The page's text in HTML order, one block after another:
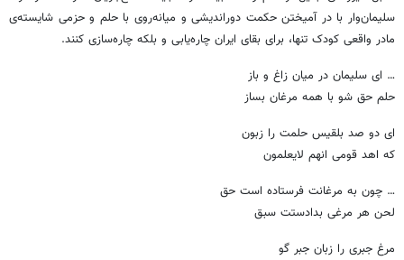
سلیمان‌وار با در آمیختن حکمت دوراندیشی و میانه‌روی با حلم و حزمی شایسته‌ی
مادر واقعی کودک تنها، برای بقای ایران چاره‌یابی و بلکه چاره‌سازی کنند.
… ای سلیمان در میان زاغ و باز
حلم حق شو با همه مرغان بساز
ای دو صد بلقیس حلمت را زبون
که اهد قومی انهم لایعلمون
… چون به مرغانت فرستاده است حق
لحن هر مرغی بدادستت سبق
مرغ جبری را زبان جبر گو